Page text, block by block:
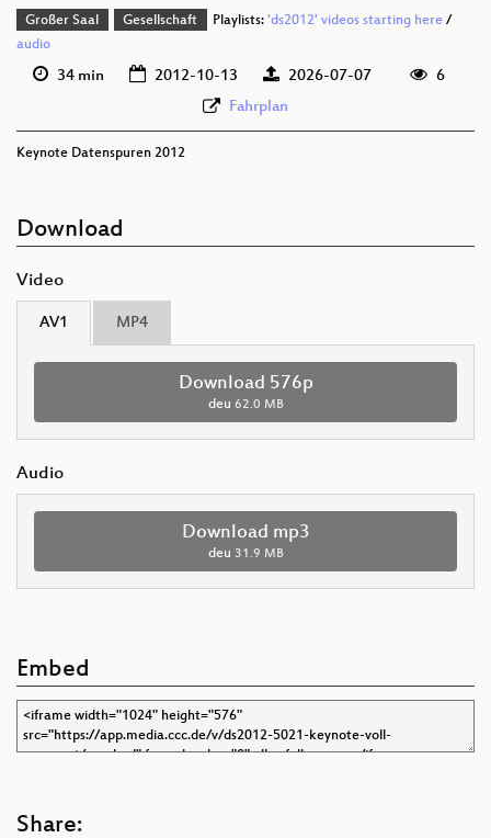
Großer Saal Gesellschaft Playlists: 'ds2012' videos starting here/
audio
34 min 2012-10-13 2026-07-07
6
Fahrplan
Keynote Datenspuren 2012
Download
Video
AV1 MP4
Download 576p
deu 62.0 MB
Audio
Download mp3
deu 31.9 MB
Embed
Share: